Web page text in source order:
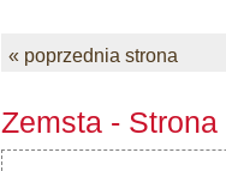
« poprzednia strona
Zemsta - Strona